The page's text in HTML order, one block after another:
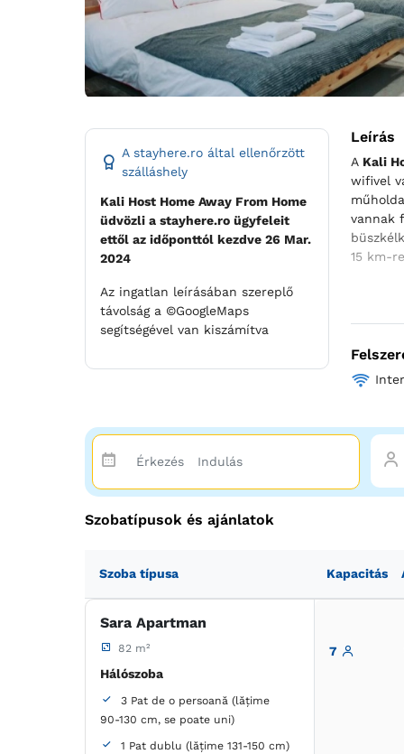
A stayhere.ro által ellenőrzött
szálláshely
Kali Host Home Away From Home
üdvözli a stayhere.ro ügyfeleit
ettől az időponttól kezdve 26 Mar.
2024
Az ingatlan leírásában szereplő
távolság a ©GoogleMaps
segítségével van kiszámítva
Leírás
A Kali
wifivel
vannak
15 km-
Szobatípusok és ajánlatok
Szoba típusa Kapacitás
Sara Apartman
82 m²
Hálószoba
3 Pat de o persoană (lățime
90-130 cm, se poate uni)
1 Pat dublu (lățime 131-150 cm)
7